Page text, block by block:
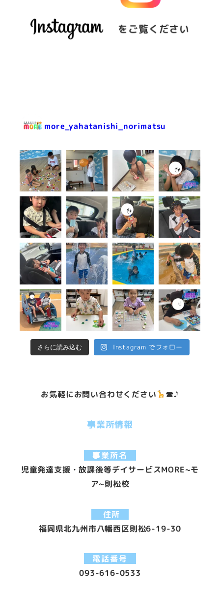
をご覧ください
more_yahatanishi_norimatsu
さらに読み込む Instagram でフォロー
お気軽にお問い合わせください ☎♪
事業所情報
事業所名
児童発達支援・放課後等デイサービスMORE~モ
ア~則松校
住所
福岡県北九州市八幡西区則松6-19-30
電話番号
093-616-0533